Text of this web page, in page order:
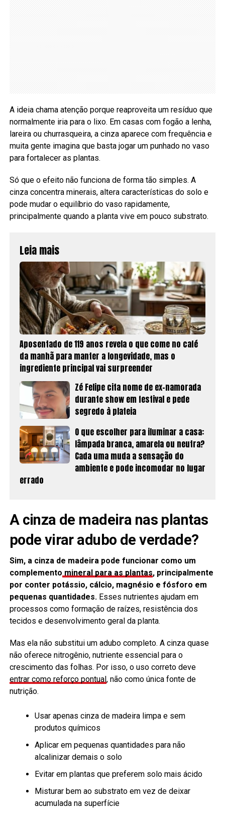
A ideia chama atenção porque reaproveita um resíduo que
normalmente iria para o lixo. Em casas com fogão a lenha,
lareira ou churrasqueira, a cinza aparece com frequência e
muita gente imagina que basta jogar um punhado no vaso
para fortalecer as plantas.
Só que o efeito não funciona de forma tão simples. A
cinza concentra minerais, altera características do solo e
pode mudar o equilíbrio do vaso rapidamente,
principalmente quando a planta vive em pouco substrato.
Leia mais
Aposentado de 119 anos revela o que come no café
da manhã para manter a longevidade, mas o
ingrediente principal vai surpreender
Zé Felipe cita nome de ex-namorada
durante show em festival e pede
segredo à plateia
O que escolher para iluminar a casa:
lâmpada branca, amarela ou neutra?
Cada uma muda a sensação do
ambiente e pode incomodar no lugar
errado
A cinza de madeira nas plantas
pode virar adubo de verdade?
Sim, a cinza de madeira pode funcionar como um
complemento mineral para as plantas, principalmente
por conter potássio, cálcio, magnésio e fósforo em
pequenas quantidades.Esses nutrientes ajudam em
processos como formação de raízes, resistência dos
tecidos e desenvolvimento geral da planta.
Mas ela não substitui um adubo completo. A cinza quase
não oferece nitrogênio, nutriente essencial para o
crescimento das folhas. Por isso, o uso correto deve
entrar como reforço pontual, não como única fonte de
nutrição.
Usar apenas cinza de madeira limpa e sem
produtos químicos
Aplicar em pequenas quantidades para não
alcalinizar demais o solo
Evitar em plantas que preferem solo mais ácido
Misturar bem ao substrato em vez de deixar
acumulada na superfície